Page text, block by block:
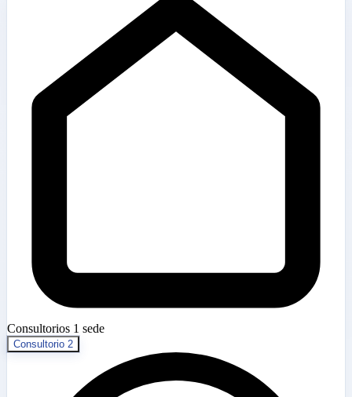
Consultorios 1 sede
Consultorio 2